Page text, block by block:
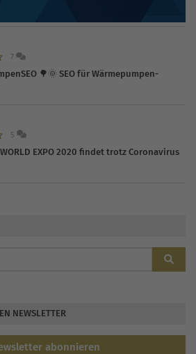
7
🌳🌞 SEO für Wärmepumpen-
5
WORLD EXPO 2020 findet trotz Coronavirus
NEWSLETTER
abonnieren